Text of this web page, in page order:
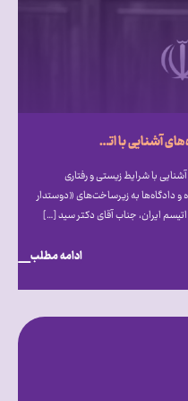
مشارکت گسترده کادر قضایی در کارگاه‌های آشنایی با اتیسم؛ فراخوان انجمن اتیسم برای ایجاد مجتمع‌های قضایی «دوستدار اتیسم»
در کارگاه آشنایی با شرایط زیستی و رفتاری
دادگاه‌ها به زیرساخت‌های «دوستدار
ایران، جناب آقای دکتر سید […]
ادامه مطلب